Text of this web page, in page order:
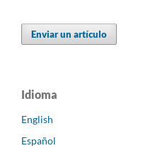
Enviar un artículo
Idioma
English
Español